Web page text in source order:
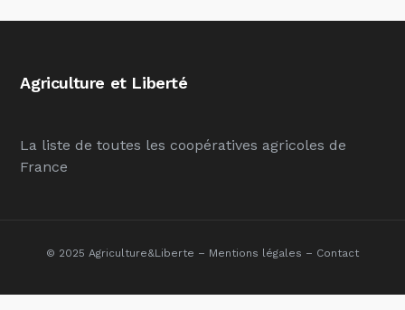
Agriculture et Liberté
La liste de toutes les coopératives agricoles de
France
© 2025 Agriculture&Liberte – Mentions légales – Contact